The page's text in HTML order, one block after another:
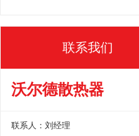
联系我们
沃尔德散热器
联系人：刘经理